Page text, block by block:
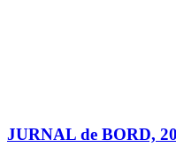
JURNAL de BORD,